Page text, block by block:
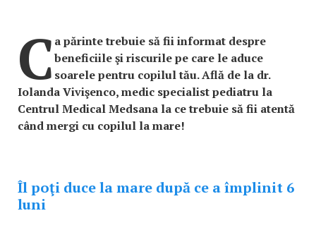
C a părinte trebuie să fii informat despre
beneficiile şi riscurile pe care le aduce
soarele pentru copilul tău. Află de la dr.
Iolanda Vivişenco, medic specialist pediatru la
Centrul Medical Medsana la ce trebuie să fii atentă
când mergi cu copilul la mare!
Îl poţi duce la mare după ce a împlinit 6
luni